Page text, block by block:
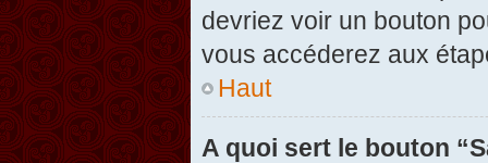
devriez voir un bouton
vous accéderez aux
Haut
A quoi sert le bouton